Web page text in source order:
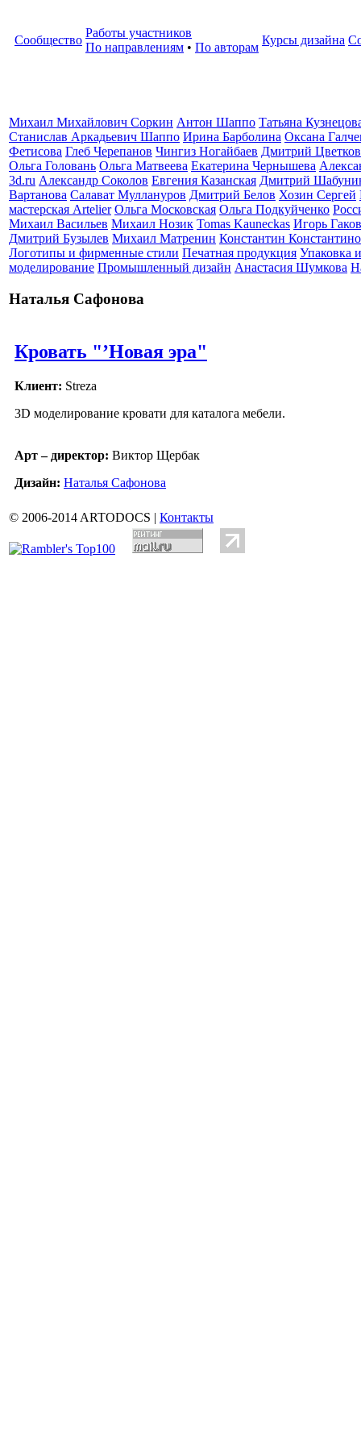
Сообщество
Работы участников
По направлениям • По авторам
Курсы дизайна
Михаил Михайлович Соркин Антон Шаппо Татьяна
Станислав Аркадьевич Шаппо Ирина Барболина Оксана
Фетисова Глеб Черепанов Чингиз Ногайбаев Дмитрий Цветков
Ольга Головань Ольга Матвеева Екатерина Чернышева
3d.ru Александр Соколов Евгения Казанская Дмитрий
Вартанова Салават Муллануров Дмитрий Белов Хозин Сергей
мастерская Artelier Ольга Московская Ольга Подкуйченко
Михаил Васильев Михаил Нозик Tomas Kauneckas Игорь Гаков
Дмитрий Бузылев Михаил Матренин Константин
Логотипы и фирменные стили Печатная продукция Упаковка
моделирование Промышленный дизайн Анастасия Шумкова
Наталья Сафонова
Кровать "’Новая эра"
Клиент: Streza
3D моделирование кровати для каталога мебели.
Арт – директор: Виктор Щербак
Дизайн: Наталья Сафонова
© 2006-2014 ARTODOCS | Контакты